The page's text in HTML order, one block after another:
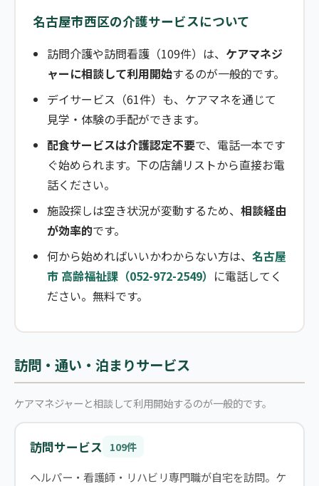
名古屋市西区の介護サービスについて
訪問介護や訪問看護（109件）は、 ケアマネジ
ャーに相談して利用開始するのが一般的です。
デイサービス（61件）も、ケアマネを通じて
見学・体験の手配ができます。
配食サービスは介護認定不要で、電話一本です
ぐ始められます。下の店舗リストから直接お電
話ください。
施設探しは空き状況が変動するため、 相談経由
が効率的です。
何から始めればいいかわからない方は、 名古屋
市 高齢福祉課（052-972-2549） に電話してく
ださい。無料です。
訪問・通い・泊まりサービス
ケアマネジャーと相談して利用開始するのが一般的です。
訪問サービス 109件
ヘルパー・看護師・リハビリ専門職が自宅を訪問。ケ